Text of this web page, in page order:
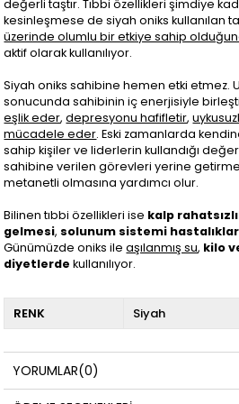
değerli taştır. Tıbbi özellikleri şimdiye
kesinleşmese de siyah oniks kullanılan
üzerinde olumlu bir etkiye sahip
aktif olarak kullanılıyor.
Siyah oniks sahibine hemen etki etmez.
sonucunda sahibinin iç enerjisiyle
eşlik eder,depresyonu hafifletir,
mücadele eder. Eski zamanlarda
sahip kişiler ve liderlerin kullandığı
sahibine verilen görevleri yerine
metanetli olmasına yardımcı olur.
Bilinen tıbbi özellikleri ise kalp
gelmesi, solunum sistemi
Günümüzde oniks ileaşılanmış su, kilo
diyetlerde kullanılıyor.
RENK Siyah
YORUMLAR(0)